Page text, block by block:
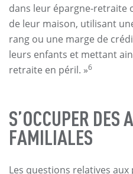
dans leur épargne-retraite
de leur maison, utilisant
rang ou une marge de
leurs enfants et mettant
retraite en péril. »6
S’OCCUPER DES
FAMILIALES
Les questions relatives